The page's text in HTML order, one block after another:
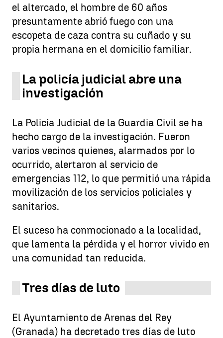
el altercado, el hombre de 60 años
presuntamente abrió fuego con una
escopeta de caza contra su cuñado y su
propia hermana en el domicilio familiar.
La policía judicial abre una
investigación
La Policía Judicial de la Guardia Civil se ha
hecho cargo de la investigación. Fueron
varios vecinos quienes, alarmados por lo
ocurrido, alertaron al servicio de
emergencias 112, lo que permitió una rápida
movilización de los servicios policiales y
sanitarios.
El suceso ha conmocionado a la localidad,
que lamenta la pérdida y el horror vivido en
una comunidad tan reducida.
Tres días de luto
El Ayuntamiento de Arenas del Rey
(Granada) ha decretado tres días de luto